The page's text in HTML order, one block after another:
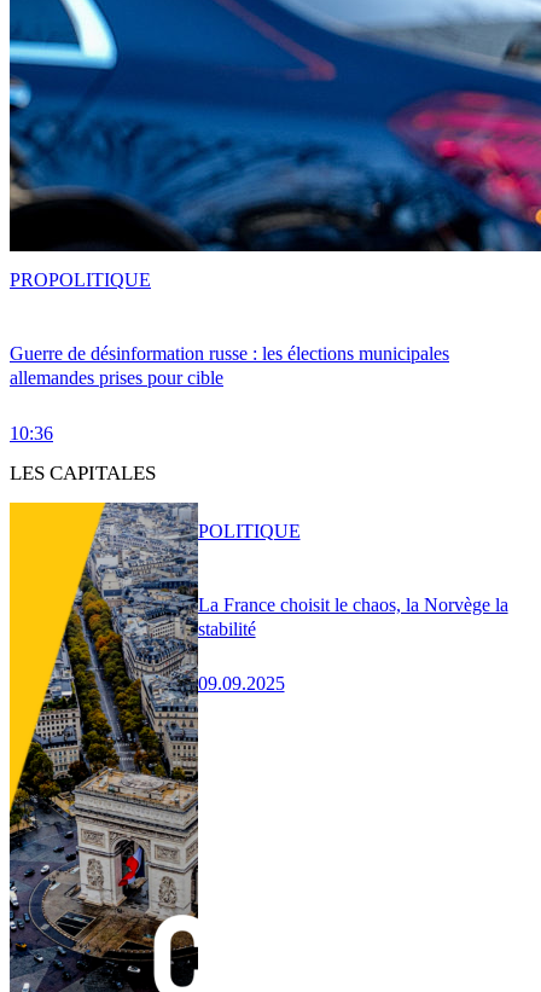
Guerre de désinformation russe : les élections municipales
allemandes prises pour cible
10:36
PROPOLITIQUE
LES CAPITALES
La France choisit le chaos, la Norvège la
stabilité
09.09.2025
POLITIQUE